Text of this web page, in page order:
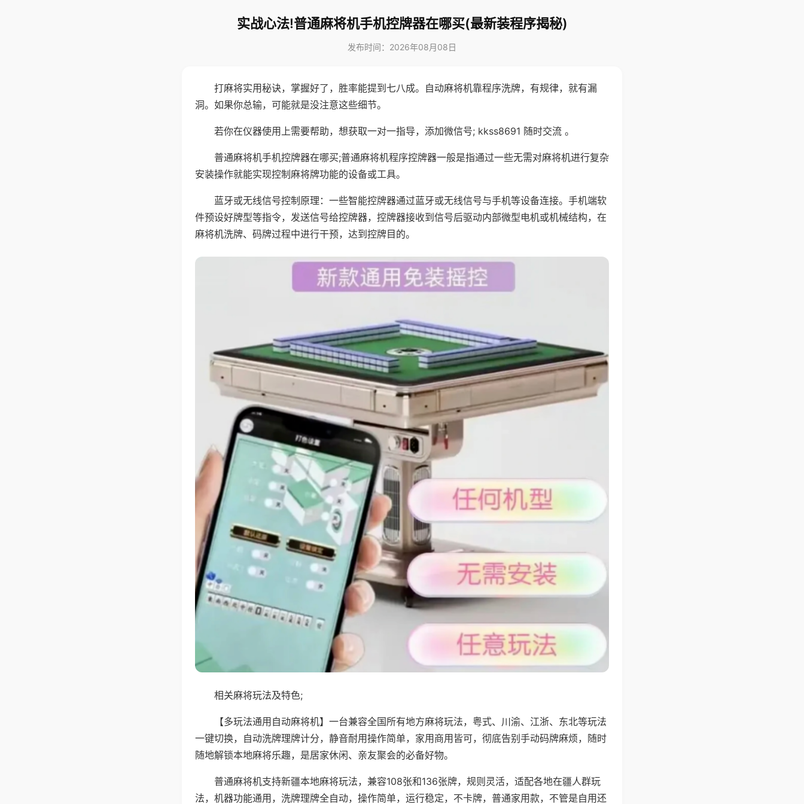
实战心法!普通麻将机手机控牌器在哪买(最新装程序揭秘)
发布时间：2026年08月08日
打麻将实用秘诀，掌握好了，胜率能提到七八成。自动麻将机靠程序洗牌，有规律，就有漏
洞。如果你总输，可能就是没注意这些细节。
若你在仪器使用上需要帮助，想获取一对一指导，添加微信号; kkss8691 随时交流 。
普通麻将机手机控牌器在哪买;普通麻将机程序控牌器一般是指通过一些无需对麻将机进行复杂
安装操作就能实现控制麻将牌功能的设备或工具。
蓝牙或无线信号控制原理：一些智能控牌器通过蓝牙或无线信号与手机等设备连接。手机端软
件预设好牌型等指令，发送信号给控牌器，控牌器接收到信号后驱动内部微型电机或机械结构，在
麻将机洗牌、码牌过程中进行干预，达到控牌目的。
相关麻将玩法及特色;
【多玩法通用自动麻将机】一台兼容全国所有地方麻将玩法，粤式、川渝、江浙、东北等玩法
一键切换，自动洗牌理牌计分，静音耐用操作简单，家用商用皆可，彻底告别手动码牌麻烦，随时
随地解锁本地麻将乐趣，是居家休闲、亲友聚会的必备好物。
普通麻将机支持新疆本地麻将玩法，兼容108张和136张牌，规则灵活，适配各地在疆人群玩
法，机器功能通用，洗牌理牌全自动，操作简单，运行稳定，不卡牌，普通家用款，不管是自用还